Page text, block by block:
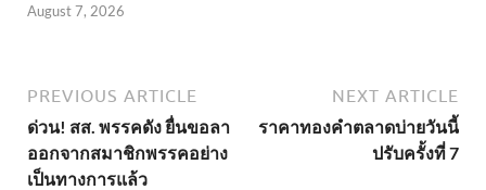
August 7, 2026
PREVIOUS ARTICLE
ด่วน! สส. พรรคดัง ยื่นขอลา
ออกจากสมาชิกพรรคอย่าง
เป็นทางการแล้ว
NEXT ARTICLE
ราคาทองคำตลาดบ่ายวันนี้
ปรับครั้งที่ 7